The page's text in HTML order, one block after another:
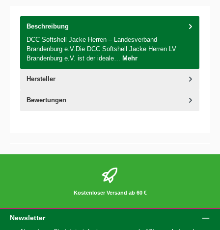
Beschreibung
DCC Softshell Jacke Herren – Landesverband
Brandenburg e.V.Die DCC Softshell Jacke Herren LV
Brandenburg e.V. ist der ideale… Mehr
Hersteller
Bewertungen
Kostenloser Versand ab 60 €
Newsletter